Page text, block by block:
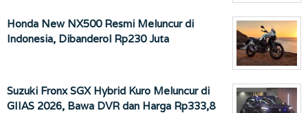
Honda New NX500 Resmi Meluncur di
Indonesia, Dibanderol Rp230 Juta
Suzuki Fronx SGX Hybrid Kuro Meluncur di
GIIAS 2026, Bawa DVR dan Harga Rp333,8